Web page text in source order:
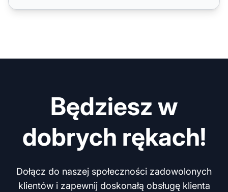
Będziesz w
dobrych rękach!
Dołącz do naszej społeczności zadowolonych
klientów i zapewnij doskonałą obsługę klienta